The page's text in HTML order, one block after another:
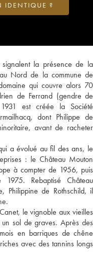
la présence de la
Nord de la commune de
qui couvre alors 70
de Ferrand (gendre de
est créée la Société
dont Philippe de
avant de racheter
a évolué au fil des ans, le
: le Château Mouton
à compter de 1956, puis
Rebaptisé Château
Philippine de Rothschild, il
le vignoble aux vieilles
sol de graves. Après des
en barriques de chêne
avec des tannins longs
IDENTIQUE ?